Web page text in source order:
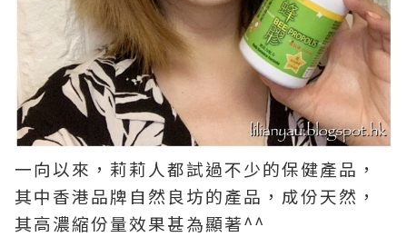
一向以來，莉莉人都試過不少的保健產品，
其中香港品牌自然良坊的產品，成份天然，
其高濃縮份量效果甚為顯著^^